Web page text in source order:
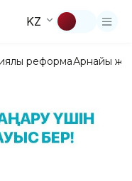
KZ
реформаАрнайы